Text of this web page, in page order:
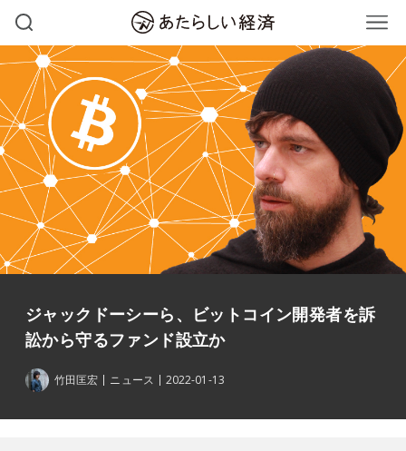
ジャックドーシーら、ビットコイン開発者を訴
訟から守るファンド設立か
竹田匡宏 ニュース 2022-01-13